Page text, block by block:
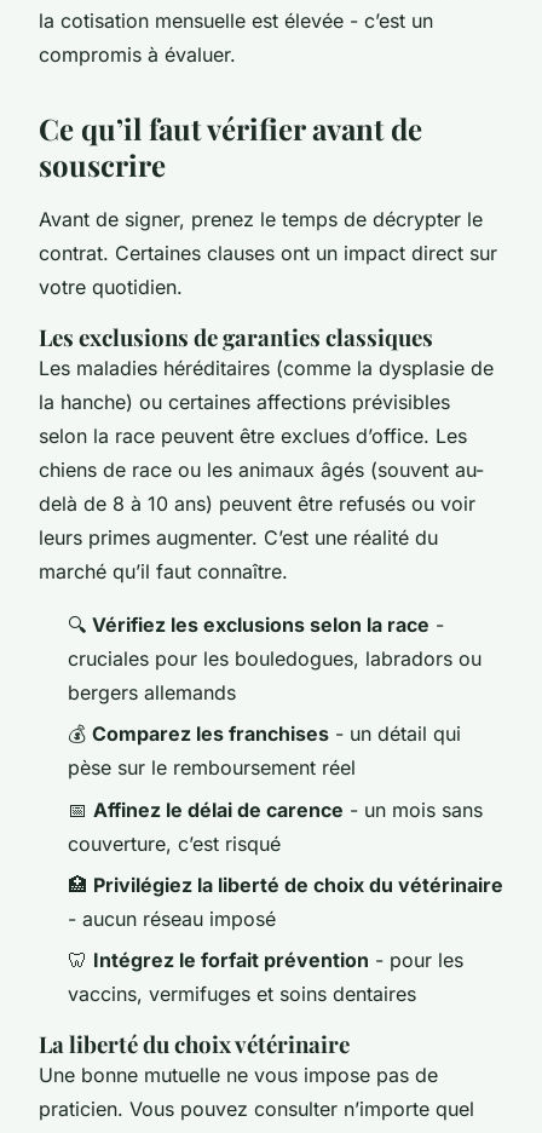
la cotisation mensuelle est élevée - c’est un
compromis à évaluer.
Ce qu’il faut vérifier avant de
souscrire
Avant de signer, prenez le temps de décrypter le
contrat. Certaines clauses ont un impact direct sur
votre quotidien.
Les exclusions de garanties classiques
Les maladies héréditaires (comme la dysplasie de
la hanche) ou certaines affections prévisibles
selon la race peuvent être exclues d’office. Les
chiens de race ou les animaux âgés (souvent au-
delà de 8 à 10 ans) peuvent être refusés ou voir
leurs primes augmenter. C’est une réalité du
marché qu’il faut connaître.
🔍 Vérifiez les exclusions selon la race -
cruciales pour les bouledogues, labradors ou
bergers allemands
💰 Comparez les franchises - un détail qui
pèse sur le remboursement réel
📅 Affinez le délai de carence - un mois sans
couverture, c’est risqué
🏥 Privilégiez la liberté de choix du vétérinaire
- aucun réseau imposé
🦷 Intégrez le forfait prévention - pour les
vaccins, vermifuges et soins dentaires
La liberté du choix vétérinaire
Une bonne mutuelle ne vous impose pas de
praticien. Vous pouvez consulter n’importe quel